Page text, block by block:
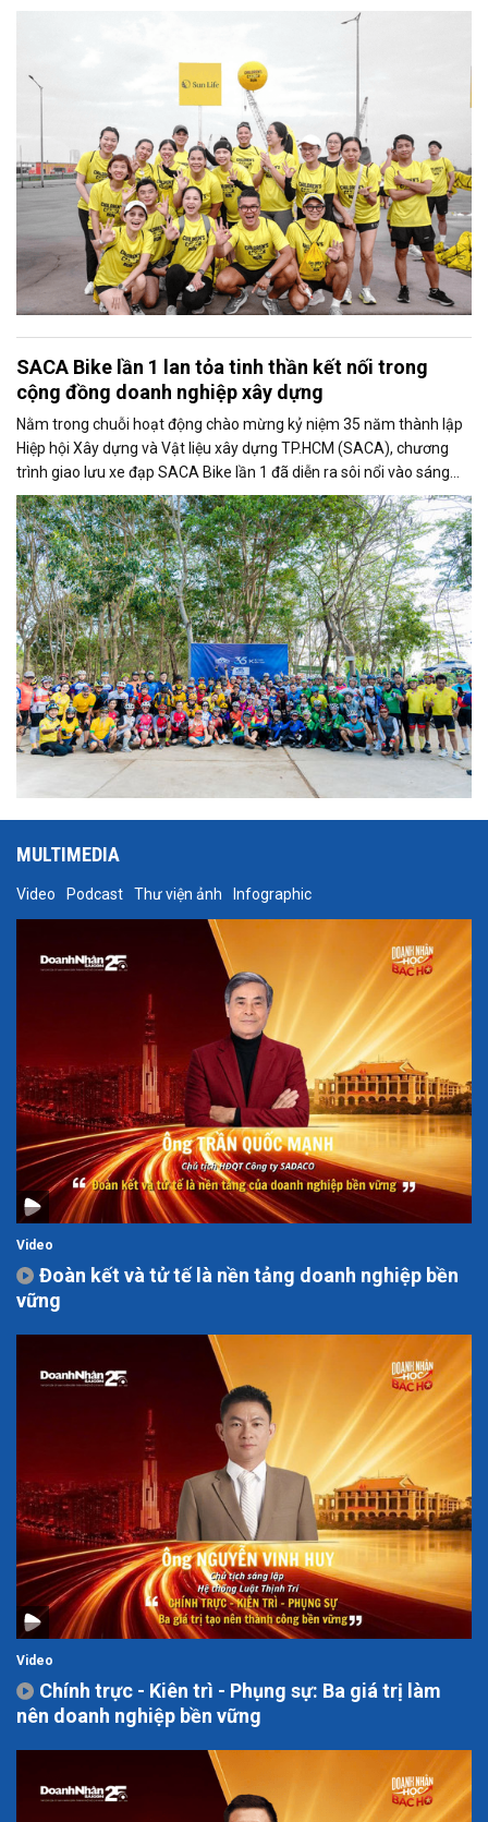
nhằm chung tay hỗ trợ trẻ em mắc bệnh ung thư tại Việt Nam do
SACA Bike lần 1 lan tỏa tinh thần kết nối trong
cộng đồng doanh nghiệp xây dựng
Nằm trong chuỗi hoạt động chào mừng kỷ niệm 35 năm thành lập
Hiệp hội Xây dựng và Vật liệu xây dựng TP.HCM (SACA), chương
trình giao lưu xe đạp SACA Bike lần 1 đã diễn ra sôi nổi vào sáng
10/5/2026 tại xã An Thới Đông, TP.HCM, thu hút đông đảo hội viên,
doanh nghiệp và những người yêu thích bộ môn xe đạp tham gia.
MULTIMEDIA
Video Podcast Thư viện ảnh Infographic
Video
Đoàn kết và tử tế là nền tảng doanh nghiệp bền
vững
Video
Chính trực - Kiên trì - Phụng sự: Ba giá trị làm
nên doanh nghiệp bền vững